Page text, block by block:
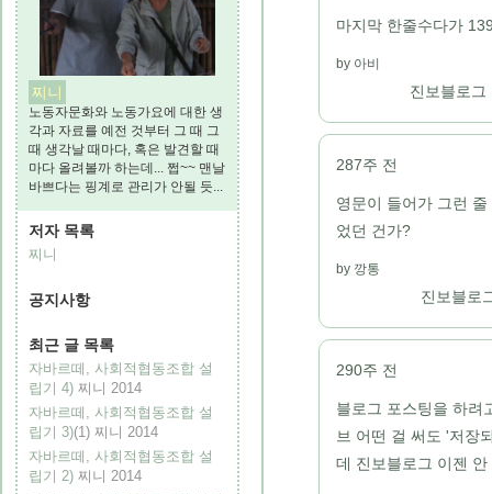
찌니
노동자문화와 노동가요에 대한 생
각과 자료를 예전 것부터 그 때 그
때 생각날 때마다, 혹은 발견할 때
마다 올려볼까 하는데... 쩝~~ 맨날
바쁘다는 핑계로 관리가 안될 듯...
저자 목록
찌니
공지사항
최근 글 목록
자바르떼, 사회적협동조합 설
립기 4) 찌니 2014
자바르떼, 사회적협동조합 설
립기 3)(1) 찌니 2014
자바르떼, 사회적협동조합 설
립기 2) 찌니 2014
마지막 한줄수다가
아비
진보블로그
287주 전
영문이 들어가 그런
었던 건가?
깡통
진보블로
290주 전
블로그 포스팅을 하려
브 어떤 걸 써도 '저장
데 진보블로그 이젠